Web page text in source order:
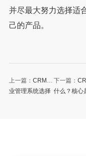
并尽最大努力选择适
己的产品。
上一篇： CRM企
业管理系统选择
下一篇：
什么？核心